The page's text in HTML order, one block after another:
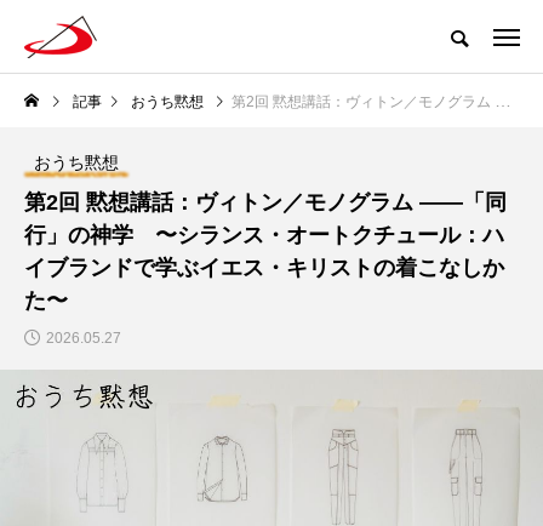
記事 おうち黙想 第2回 黙想講話：ヴィトン／モノグラム ――「同行」の神学 〜シランス・オートクチュール：ハイブランドで学ぶイエス・キリストの着こなしかた〜
おうち黙想
第2回 黙想講話：ヴィトン／モノグラム ――「同
行」の神学 〜シランス・オートクチュール：ハ
イブランドで学ぶイエス・キリストの着こなしか
た〜
2026.05.27